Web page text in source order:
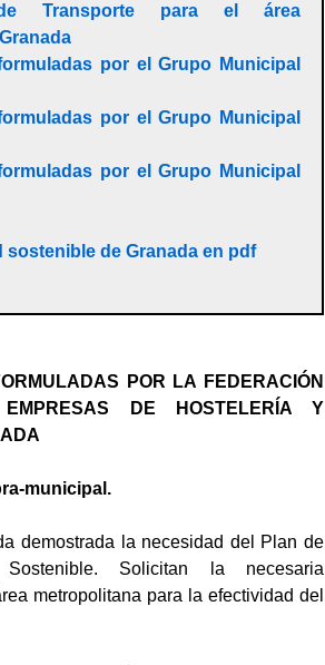
de Transporte para el área
por el Grupo Municipal
por el Grupo Municipal
por el Grupo Municipal
sostenible de Granada en pdf
POR LA FEDERACIÓN
DE HOSTELERÍA Y
municipal.
demostrada la necesidad del Plan de
Solicitan la necesaria
metropolitana para la efectividad del